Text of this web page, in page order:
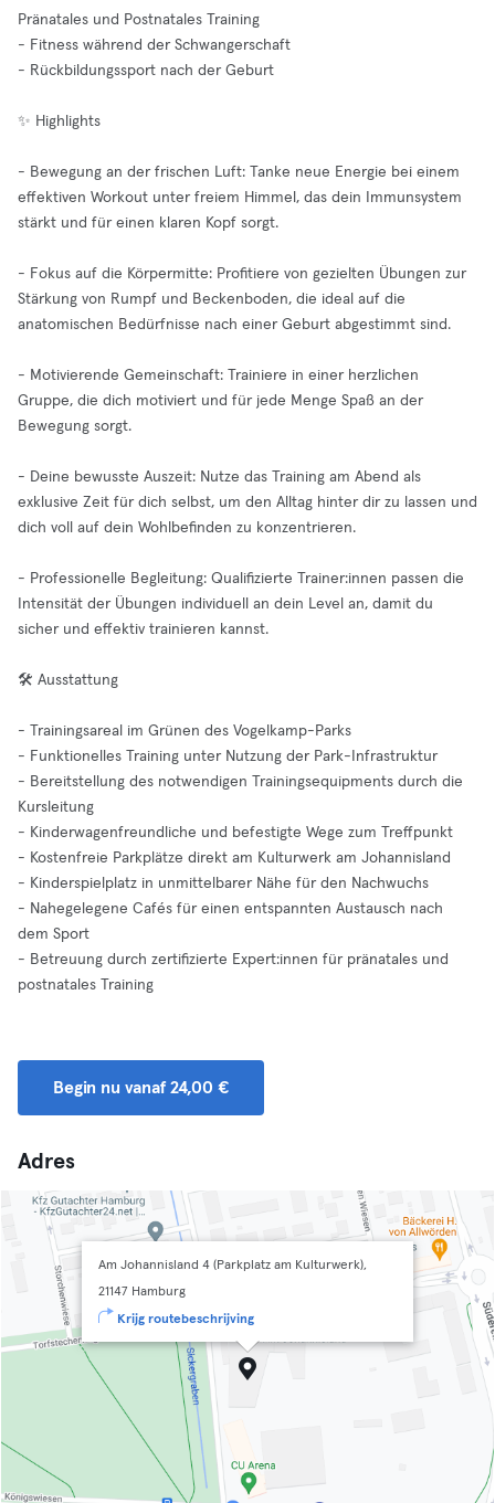
Pränatales und Postnatales Training
- Fitness während der Schwangerschaft
- Rückbildungssport nach der Geburt
✨ Highlights
- Bewegung an der frischen Luft: Tanke neue Energie bei einem
effektiven Workout unter freiem Himmel, das dein Immunsystem
stärkt und für einen klaren Kopf sorgt.
- Fokus auf die Körpermitte: Profitiere von gezielten Übungen zur
Stärkung von Rumpf und Beckenboden, die ideal auf die
anatomischen Bedürfnisse nach einer Geburt abgestimmt sind.
- Motivierende Gemeinschaft: Trainiere in einer herzlichen
Gruppe, die dich motiviert und für jede Menge Spaß an der
Bewegung sorgt.
- Deine bewusste Auszeit: Nutze das Training am Abend als
exklusive Zeit für dich selbst, um den Alltag hinter dir zu lassen und
dich voll auf dein Wohlbefinden zu konzentrieren.
- Professionelle Begleitung: Qualifizierte Trainer:innen passen die
Intensität der Übungen individuell an dein Level an, damit du
sicher und effektiv trainieren kannst.
🛠️ Ausstattung
- Trainingsareal im Grünen des Vogelkamp-Parks
- Funktionelles Training unter Nutzung der Park-Infrastruktur
- Bereitstellung des notwendigen Trainingsequipments durch die
Kursleitung
- Kinderwagenfreundliche und befestigte Wege zum Treffpunkt
- Kostenfreie Parkplätze direkt am Kulturwerk am Johannisland
- Kinderspielplatz in unmittelbarer Nähe für den Nachwuchs
- Nahegelegene Cafés für einen entspannten Austausch nach
dem Sport
- Betreuung durch zertifizierte Expert:innen für pränatales und
postnatales Training
Begin nu vanaf 24,00 €
Adres
Am Johannisland 4 (Parkplatz am Kulturwerk),
21147 Hamburg
Krijg routebeschrijving